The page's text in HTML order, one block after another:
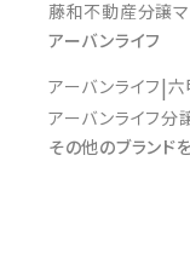
藤和不動産分譲マ
アーバンライフ
アーバンライフ 六
アーバンライフ分
その他のブランド